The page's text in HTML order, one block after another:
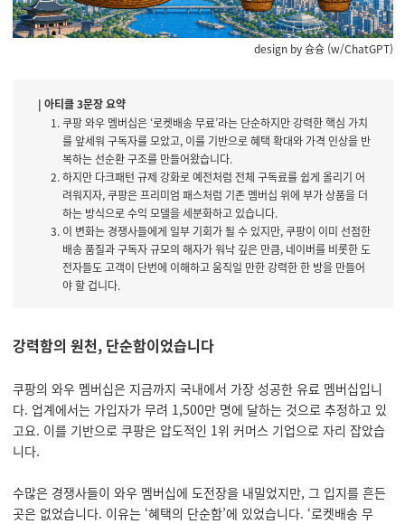
design by 슝슝 (w/ChatGPT)
| 아티클 3문장 요약
쿠팡 와우 멤버십은 ‘로켓배송 무료’라는 단순하지만 강력한 핵심 가치
를 앞세워 구독자를 모았고, 이를 기반으로 혜택 확대와 가격 인상을 반
복하는 선순환 구조를 만들어왔습니다.
하지만 다크패턴 규제 강화로 예전처럼 전체 구독료를 쉽게 올리기 어
려워지자, 쿠팡은 프리미엄 패스처럼 기존 멤버십 위에 부가 상품을 더
하는 방식으로 수익 모델을 세분화하고 있습니다.
이 변화는 경쟁사들에게 일부 기회가 될 수 있지만, 쿠팡이 이미 선점한
배송 품질과 구독자 규모의 해자가 워낙 깊은 만큼, 네이버를 비롯한 도
전자들도 고객이 단번에 이해하고 움직일 만한 강력한 한 방을 만들어
야 할 겁니다.
강력함의 원천, 단순함이었습니다
쿠팡의 와우 멤버십은 지금까지 국내에서 가장 성공한 유료 멤버십입니
다. 업계에서는 가입자가 무려 1,500만 명에 달하는 것으로 추정하고 있
고요. 이를 기반으로 쿠팡은 압도적인 1위 커머스 기업으로 자리 잡았습
니다.
수많은 경쟁사들이 와우 멤버십에 도전장을 내밀었지만, 그 입지를 흔든
곳은 없었습니다. 이유는 ‘혜택의 단순함’에 있었습니다. ‘로켓배송 무